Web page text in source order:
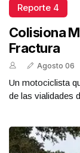
Reporte 4
Colisiona
Fractura
Agosto 06
Un motociclista
de las vialidades